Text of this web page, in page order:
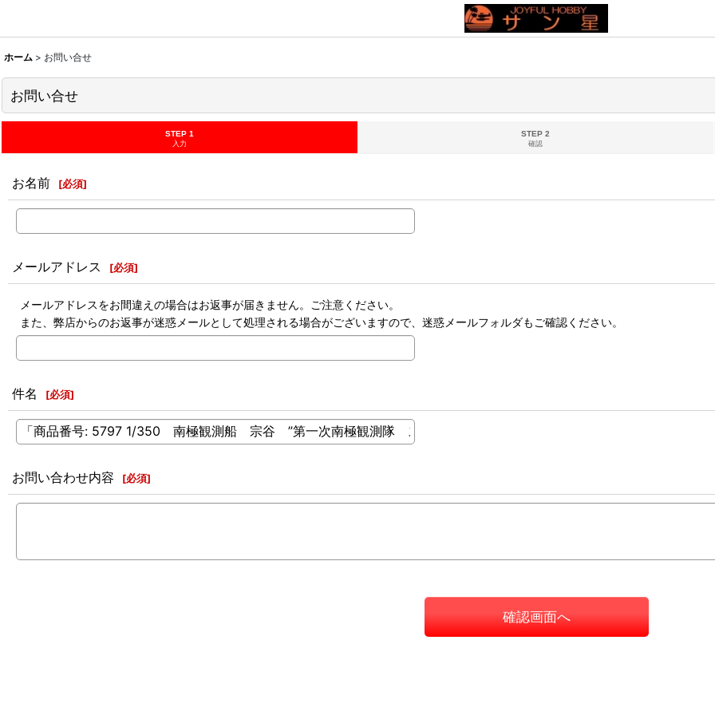
ホーム > お問い合せ
お問い合せ
STEP 1
入力
STEP 2
確認
お名前 [必須]
メールアドレス [必須]
メールアドレスをお間違えの場合はお返事が届きません。ご注意ください。
また、弊店からのお返事が迷惑メールとして処理される場合がございますので、迷惑メールフォルダもご確認ください。
件名 [必須]
お問い合わせ内容 [必須]
確認画面へ